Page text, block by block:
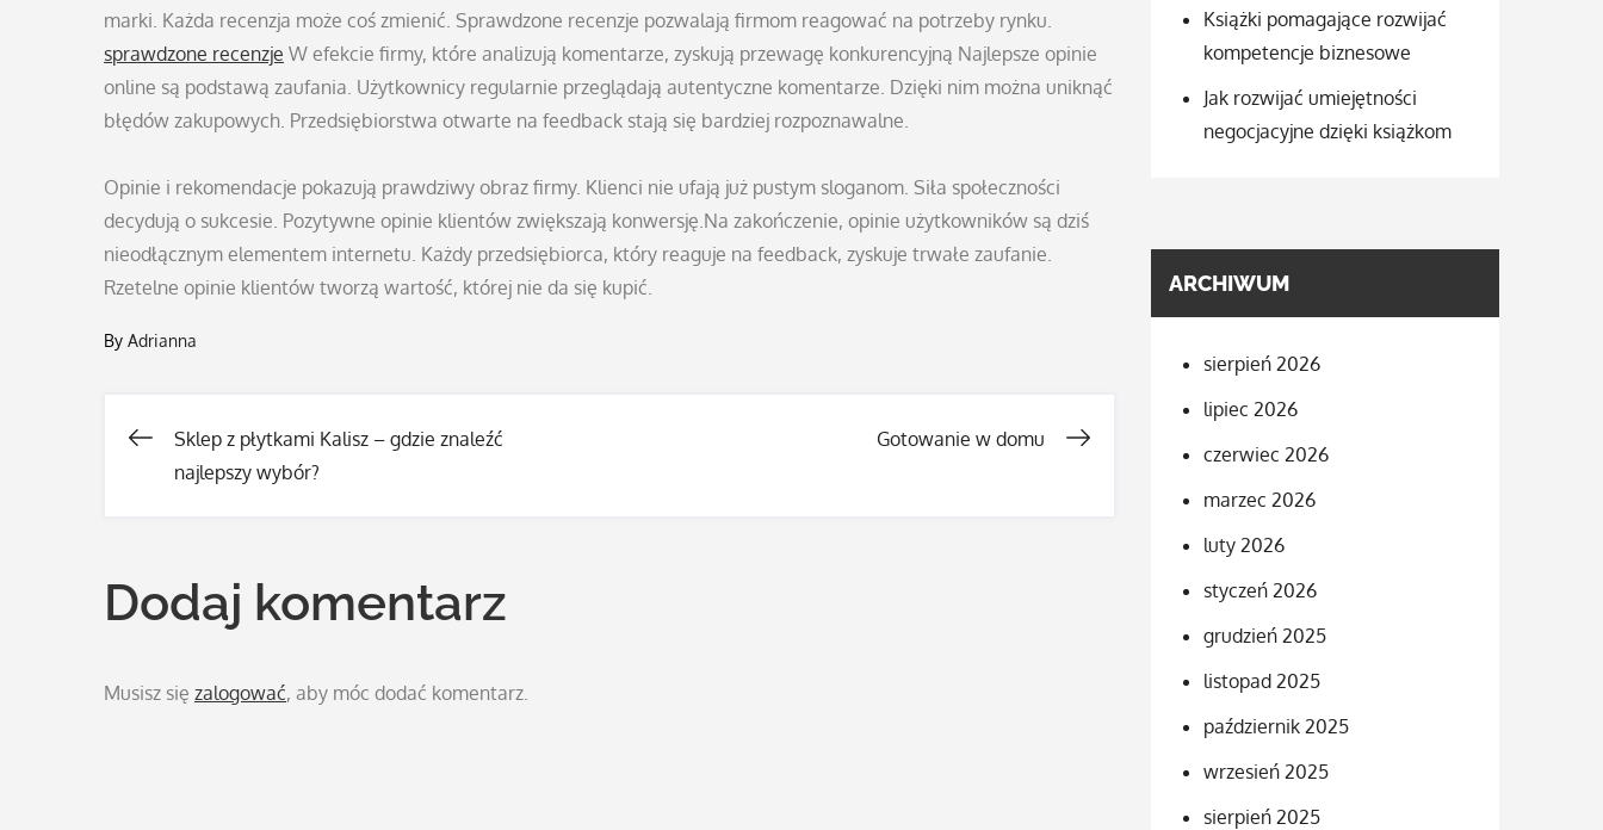
marki. Każda recenzja może coś zmienić. Sprawdzone recenzje pozwalają firmom reagować na potrzeby rynku.
sprawdzone recenzje W efekcie firmy, które analizują komentarze, zyskują przewagę konkurencyjną Najlepsze opinie
online są podstawą zaufania. Użytkownicy regularnie przeglądają autentyczne komentarze. Dzięki nim można uniknąć
błędów zakupowych. Przedsiębiorstwa otwarte na feedback stają się bardziej rozpoznawalne.
Opinie i rekomendacje pokazują prawdziwy obraz firmy. Klienci nie ufają już pustym sloganom. Siła społeczności
decydują o sukcesie. Pozytywne opinie klientów zwiększają konwersję.Na zakończenie, opinie użytkowników są dziś
nieodłącznym elementem internetu. Każdy przedsiębiorca, który reaguje na feedback, zyskuje trwałe zaufanie.
Rzetelne opinie klientów tworzą wartość, której nie da się kupić.
By Adrianna
Nawigacja
Sklep z płytkami Kalisz – gdzie znaleźć
najlepszy wybór?
Gotowanie w domu
Dodaj komentarz
Musisz się zalogować, aby móc dodać komentarz.
Książki pomagające rozwijać
kompetencje biznesowe
Jak rozwijać umiejętności
negocjacyjne dzięki książkom
ARCHIWUM
sierpień 2026
lipiec 2026
czerwiec 2026
marzec 2026
luty 2026
styczeń 2026
grudzień 2025
listopad 2025
październik 2025
wrzesień 2025
sierpień 2025